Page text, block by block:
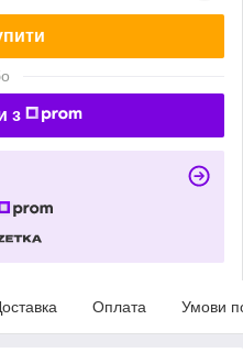
з
Оплата Умови